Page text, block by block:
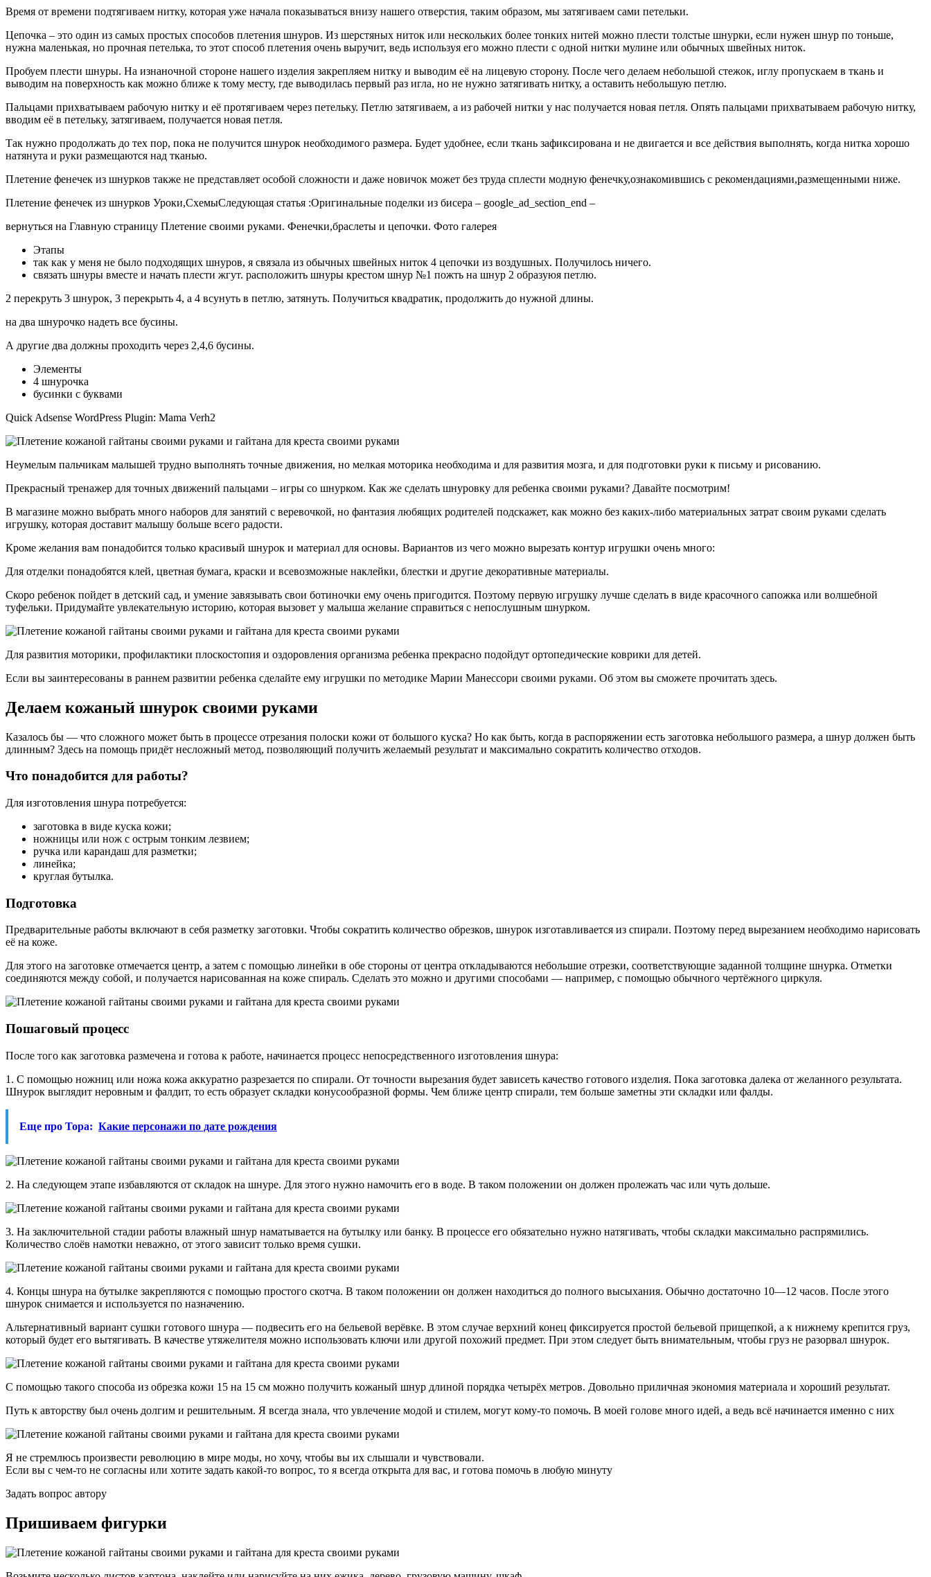
Время от времени подтягиваем нитку, которая уже начала показываться внизу нашего отверстия, таким образом, мы затягиваем сами петельки.
Цепочка – это один из самых простых способов плетения шнуров. Из шерстяных ниток или нескольких более тонких нитей можно плести толстые шнурки, если нужен шнур по тоньше,
нужна маленькая, но прочная петелька, то этот способ плетения очень выручит, ведь используя его можно плести с одной нитки мулине или обычных швейных ниток.
Пробуем плести шнуры. На изнаночной стороне нашего изделия закрепляем нитку и выводим её на лицевую сторону. После чего делаем небольшой стежок, иглу пропускаем в ткань и
выводим на поверхность как можно ближе к тому месту, где выводилась первый раз игла, но не нужно затягивать нитку, а оставить небольшую петлю.
Пальцами прихватываем рабочую нитку и её протягиваем через петельку. Петлю затягиваем, а из рабочей нитки у нас получается новая петля. Опять пальцами прихватываем рабочую нитку,
вводим её в петельку, затягиваем, получается новая петля.
Так нужно продолжать до тех пор, пока не получится шнурок необходимого размера. Будет удобнее, если ткань зафиксирована и не двигается и все действия выполнять, когда нитка хорошо
натянута и руки размещаются над тканью.
Плетение фенечек из шнурков также не представляет особой сложности и даже новичок может без труда сплести модную фенечку,ознакомившись с рекомендациями,размещенными ниже.
Плетение фенечек из шнурков Уроки,СхемыСледующая статья :Оригинальные поделки из бисера – google_ad_section_end –
вернуться на Главную страницу Плетение своими руками. Фенечки,браслеты и цепочки. Фото галерея
Этапы
так как у меня не было подходящих шнуров, я связала из обычных швейных ниток 4 цепочки из воздушных. Получилось ничего.
связать шнуры вместе и начать плести жгут. расположить шнуры крестом шнур №1 пожть на шнур 2 образуюя петлю.
2 перекруть 3 шнурок, 3 перекрыть 4, а 4 всунуть в петлю, затянуть. Получиться квадратик, продолжить до нужной длины.
на два шнурочко надеть все бусины.
А другие два должны проходить через 2,4,6 бусины.
Элементы
4 шнурочка
бусинки с буквами
Quick Adsense WordPress Plugin: Mama Verh2
Неумелым пальчикам малышей трудно выполнять точные движения, но мелкая моторика необходима и для развития мозга, и для подготовки руки к письму и рисованию.
Прекрасный тренажер для точных движений пальцами – игры со шнурком. Как же сделать шнуровку для ребенка своими руками? Давайте посмотрим!
В магазине можно выбрать много наборов для занятий с веревочкой, но фантазия любящих родителей подскажет, как можно без каких-либо материальных затрат своим руками сделать
игрушку, которая доставит малышу больше всего радости.
Кроме желания вам понадобится только красивый шнурок и материал для основы. Вариантов из чего можно вырезать контур игрушки очень много:
Для отделки понадобятся клей, цветная бумага, краски и всевозможные наклейки, блестки и другие декоративные материалы.
Скоро ребенок пойдет в детский сад, и умение завязывать свои ботиночки ему очень пригодится. Поэтому первую игрушку лучше сделать в виде красочного сапожка или волшебной
туфельки. Придумайте увлекательную историю, которая вызовет у малыша желание справиться с непослушным шнурком.
Для развития моторики, профилактики плоскостопия и оздоровления организма ребенка прекрасно подойдут ортопедические коврики для детей.
Если вы заинтересованы в раннем развитии ребенка сделайте ему игрушки по методике Марии Манессори своими руками. Об этом вы сможете прочитать здесь.
Делаем кожаный шнурок своими руками
Казалось бы — что сложного может быть в процессе отрезания полоски кожи от большого куска? Но как быть, когда в распоряжении есть заготовка небольшого размера, а шнур должен быть
длинным? Здесь на помощь придёт несложный метод, позволяющий получить желаемый результат и максимально сократить количество отходов.
Что понадобится для работы?
Для изготовления шнура потребуется:
заготовка в виде куска кожи;
ножницы или нож с острым тонким лезвием;
ручка или карандаш для разметки;
линейка;
круглая бутылка.
Подготовка
Предварительные работы включают в себя разметку заготовки. Чтобы сократить количество обрезков, шнурок изготавливается из спирали. Поэтому перед вырезанием необходимо нарисовать
её на коже.
Для этого на заготовке отмечается центр, а затем с помощью линейки в обе стороны от центра откладываются небольшие отрезки, соответствующие заданной толщине шнурка. Отметки
соединяются между собой, и получается нарисованная на коже спираль. Сделать это можно и другими способами — например, с помощью обычного чертёжного циркуля.
Пошаговый процесс
После того как заготовка размечена и готова к работе, начинается процесс непосредственного изготовления шнура:
1. С помощью ножниц или ножа кожа аккуратно разрезается по спирали. От точности вырезания будет зависеть качество готового изделия. Пока заготовка далека от желанного результата.
Шнурок выглядит неровным и фалдит, то есть образует складки конусообразной формы. Чем ближе центр спирали, тем больше заметны эти складки или фалды.
Еще про Тора: Какие персонажи по дате рождения
2. На следующем этапе избавляются от складок на шнуре. Для этого нужно намочить его в воде. В таком положении он должен пролежать час или чуть дольше.
3. На заключительной стадии работы влажный шнур наматывается на бутылку или банку. В процессе его обязательно нужно натягивать, чтобы складки максимально распрямились.
Количество слоёв намотки неважно, от этого зависит только время сушки.
4. Концы шнура на бутылке закрепляются с помощью простого скотча. В таком положении он должен находиться до полного высыхания. Обычно достаточно 10—12 часов. После этого
шнурок снимается и используется по назначению.
Альтернативный вариант сушки готового шнура — подвесить его на бельевой верёвке. В этом случае верхний конец фиксируется простой бельевой прищепкой, а к нижнему крепится груз,
который будет его вытягивать. В качестве утяжелителя можно использовать ключи или другой похожий предмет. При этом следует быть внимательным, чтобы груз не разорвал шнурок.
С помощью такого способа из обрезка кожи 15 на 15 см можно получить кожаный шнур длиной порядка четырёх метров. Довольно приличная экономия материала и хороший результат.
Путь к авторству был очень долгим и решительным. Я всегда знала, что увлечение модой и стилем, могут кому-то помочь. В моей голове много идей, а ведь всё начинается именно с них
Я не стремлюсь произвести революцию в мире моды, но хочу, чтобы вы их слышали и чувствовали.
Если вы с чем-то не согласны или хотите задать какой-то вопрос, то я всегда открыта для вас, и готова помочь в любую минуту
Задать вопрос автору
Пришиваем фигурки